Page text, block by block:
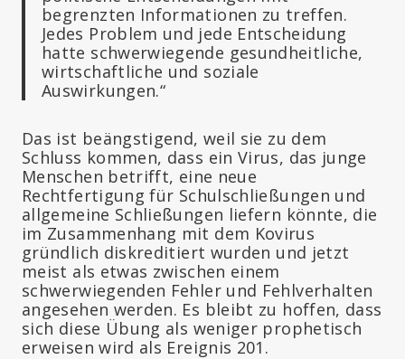
begrenzten Informationen zu treffen.
Jedes Problem und jede Entscheidung
hatte schwerwiegende gesundheitliche,
wirtschaftliche und soziale
Auswirkungen.“
Das ist beängstigend, weil sie zu dem
Schluss kommen, dass ein Virus, das junge
Menschen betrifft, eine neue
Rechtfertigung für Schulschließungen und
allgemeine Schließungen liefern könnte, die
im Zusammenhang mit dem Kovirus
gründlich diskreditiert wurden und jetzt
meist als etwas zwischen einem
schwerwiegenden Fehler und Fehlverhalten
angesehen werden. Es bleibt zu hoffen, dass
sich diese Übung als weniger prophetisch
erweisen wird als Ereignis 201.